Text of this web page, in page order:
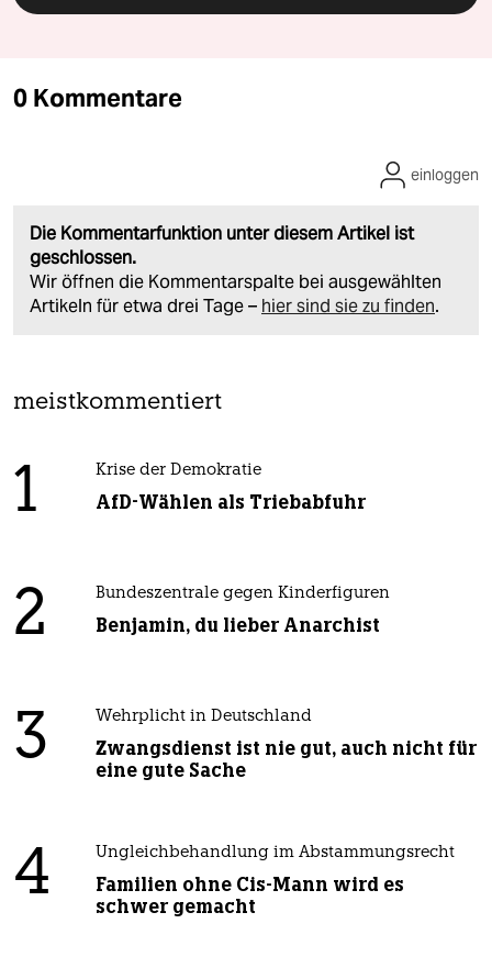
0 Kommentare
Die Kommentarfunktion unter diesem Artikel ist
geschlossen.
Wir öffnen die Kommentarspalte bei ausgewählten
Artikeln für etwa drei Tage – hier sind sie zu finden.
einloggen
meistkommentiert
1 Krise der Demokratie
AfD-Wählen als Triebabfuhr
2 Bundeszentrale gegen Kinderfiguren
Benjamin, du lieber Anarchist
3 Wehrplicht in Deutschland
Zwangsdienst ist nie gut, auch nicht für
eine gute Sache
4 Ungleichbehandlung im Abstammungsrecht
Familien ohne Cis-Mann wird es
schwer gemacht